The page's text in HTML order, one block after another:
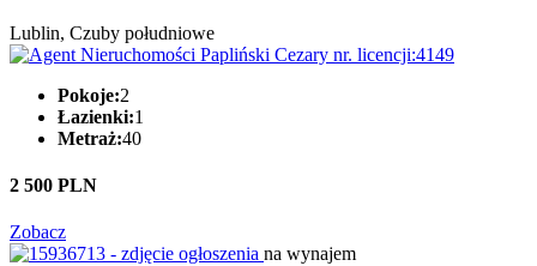
Lublin, Czuby południowe
Pokoje:2
Łazienki:1
Metraż:40
2 500 PLN
Zobacz
na wynajem